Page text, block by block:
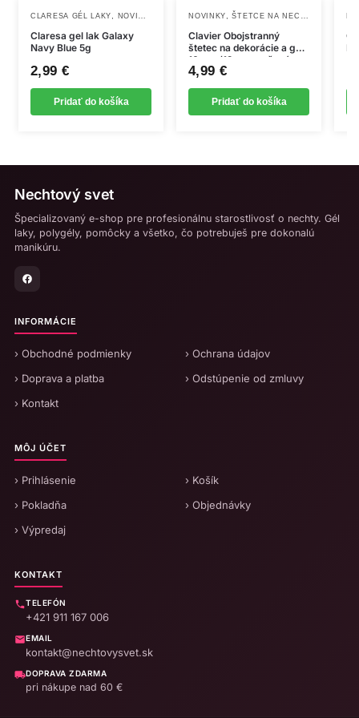
Krátke, dlhé a extra dlhé predĺženia
Dodatky
Spevnenie prirodzenej nechtovej platničky
CLARESA GÉL LAKY NOVINKY
Claresa gel lak Galaxy
Navy Blue 5g
2,99 €
Pridať do košíka
NOVINKY ,ŠTETCE NA NECHTY, OPRAŠOVAKY
Clavier Obojstranný
štetec na dekorácie a gél
10 mm/12 mm, ružový
4,99 €
Pridať do košíka
Nechtový svet
Špecializovaný e-shop pre profesionálnu starostlivosť o nechty. Gél
laky, polygély, pomôcky a všetko, čo potrebuješ pre dokonalú
manikúru.
INFORMÁCIE
› Obchodné podmienky
› Ochrana údajov
› Doprava a platba
› Odstúpenie od zmluvy
› Kontakt
MÔJ ÚČET
› Prihlásenie
› Košík
› Pokladňa
› Objednávky
› Výpredaj
KONTAKT
TELEFÓN
+421 911 167 006
EMAIL
kontakt@nechtovysvet.sk
DOPRAVA ZDARMA
pri nákupe nad 60 €